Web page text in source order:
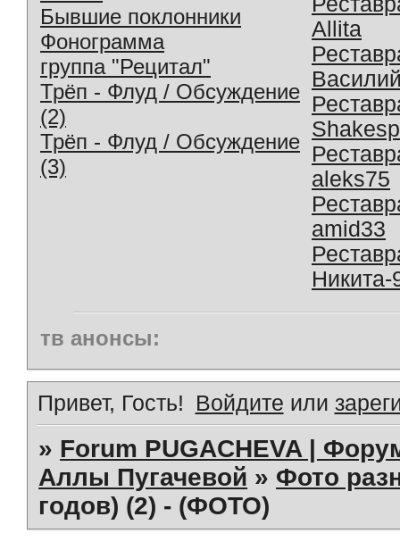
Бывшие поклонники
Фонограмма
группа "Рецитал"
Трёп - Флуд / Обсуждение
(2)
Трёп - Флуд / Обсуждение
(3)
Allita
aleks75
amid33
Никита-
тв анонсы:
Привет, Гость! Войдите или
» Forum PUGACHEVA |
Аллы Пугачевой » Фото
годов) (2) - (ФОТО)